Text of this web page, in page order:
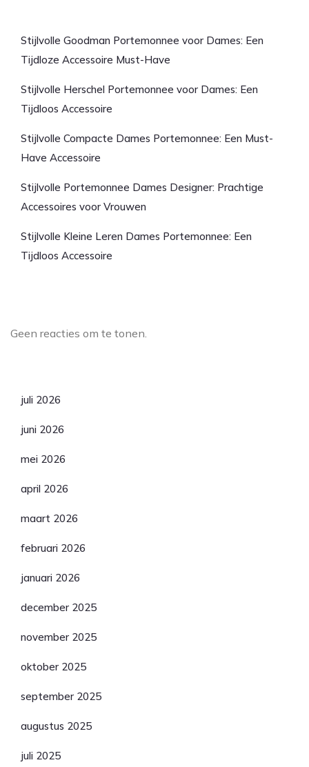
Stijlvolle Goodman Portemonnee voor Dames: Een
Tijdloze Accessoire Must-Have
Stijlvolle Herschel Portemonnee voor Dames: Een
Tijdloos Accessoire
Stijlvolle Compacte Dames Portemonnee: Een Must-
Have Accessoire
Stijlvolle Portemonnee Dames Designer: Prachtige
Accessoires voor Vrouwen
Stijlvolle Kleine Leren Dames Portemonnee: Een
Tijdloos Accessoire
Geen reacties om te tonen.
juli 2026
juni 2026
mei 2026
april 2026
maart 2026
februari 2026
januari 2026
december 2025
november 2025
oktober 2025
september 2025
augustus 2025
juli 2025